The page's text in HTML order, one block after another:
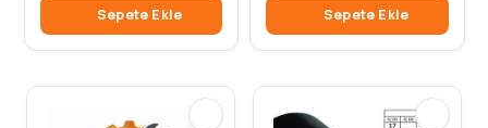
Sepete Ekle Sepete Ekle